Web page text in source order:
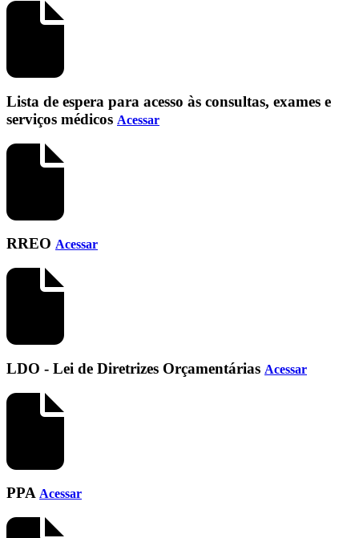
Lista de espera para acesso às consultas, exames e
serviços médicos Acessar
RREO Acessar
LDO - Lei de Diretrizes Orçamentárias Acessar
PPA Acessar